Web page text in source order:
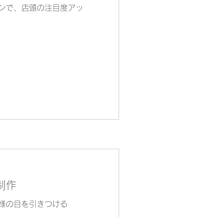
で、店頭の注目度アッ
作
の目を引きつける